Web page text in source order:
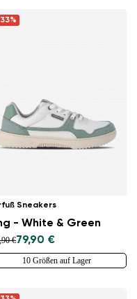
Sneakers
- White & Green
€79,90 €
10 Größen auf Lager